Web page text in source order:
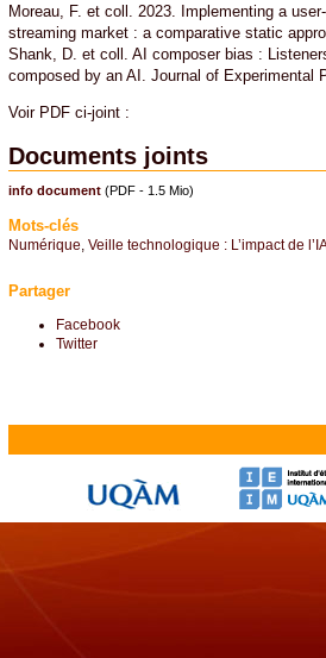
Moreau, F. et coll. 2023. Implementing a
streaming market : a comparative static
Shank, D. et coll. AI composer bias :
composed by an AI. Journal of Experimental
Voir PDF ci-joint :
Documents joints
info document (PDF - 1.5 Mio)
Mots-clés
Numérique Veille technologique : L’impact de
Partager
Facebook
Twitter